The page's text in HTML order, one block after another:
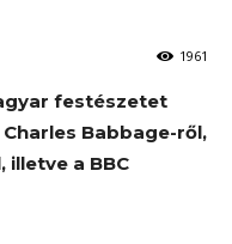
1961
festészetet
Babbage-ről,
illetve a BBC